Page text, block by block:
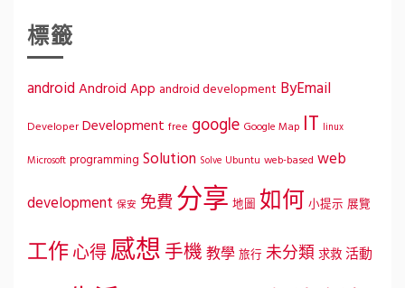
標籤
android Android App android development ByEmail
Developer Development free google Google Map IT linux
Microsoft programming Solution Solve Ubuntu web-based web
development 保安 免費分享 地圖 如何 小提示 展覽
工作心得感想手機教學 旅行 未分類求救活動